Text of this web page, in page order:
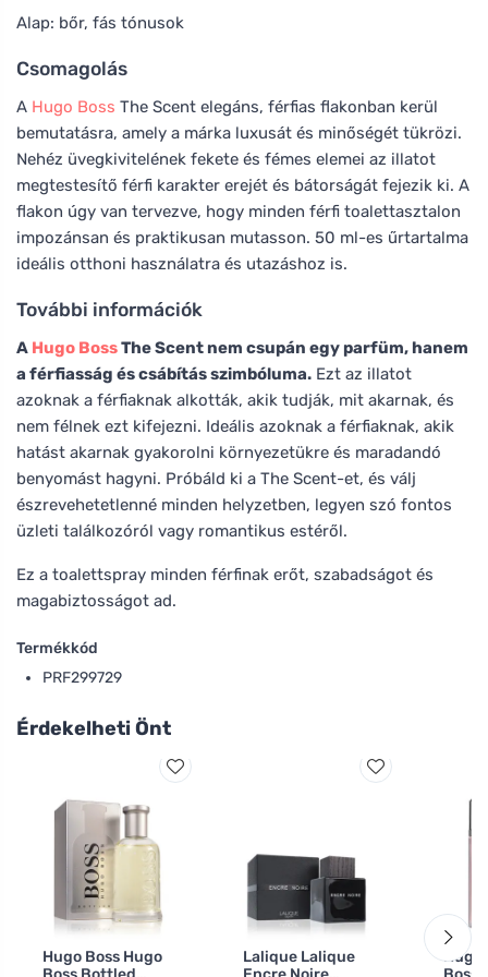
Alap: bőr, fás tónusok
Csomagolás
A Hugo Boss The Scent elegáns, férfias flakonban kerül
bemutatásra, amely a márka luxusát és minőségét tükrözi.
Nehéz üvegkivitelének fekete és fémes elemei az illatot
megtestesítő férfi karakter erejét és bátorságát fejezik ki. A
flakon úgy van tervezve, hogy minden férfi toalettasztalon
impozánsan és praktikusan mutasson. 50 ml-es űrtartalma
ideális otthoni használatra és utazáshoz is.
További információk
A Hugo BossThe Scent nem csupán egy parfüm, hanem
a férfiasság és csábítás szimbóluma. Ezt az illatot
azoknak a férfiaknak alkották, akik tudják, mit akarnak, és
nem félnek ezt kifejezni. Ideális azoknak a férfiaknak, akik
hatást akarnak gyakorolni környezetükre és maradandó
benyomást hagyni. Próbáld ki a The Scent-et, és válj
észrevehetetlenné minden helyzetben, legyen szó fontos
üzleti találkozóról vagy romantikus estéről.
Ez a toalettspray minden férfinak erőt, szabadságot és
magabiztosságot ad.
Termékkód
PRF299729
Érdekelheti Önt
Hugo Boss Hugo
Lalique Lalique
Hugo